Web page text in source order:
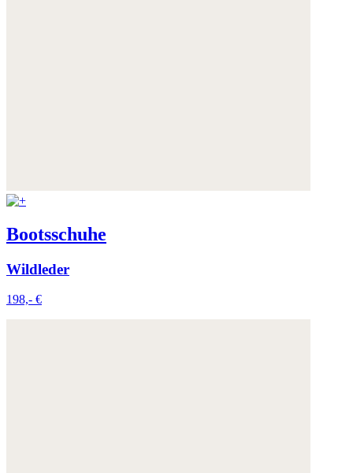
Bootsschuhe
Wildleder
198,- €